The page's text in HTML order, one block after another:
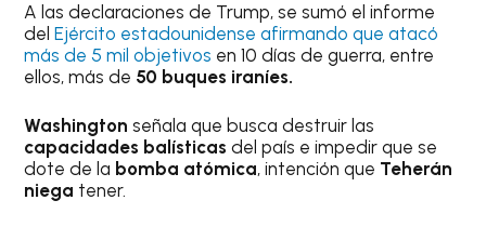
A las declaraciones de Trump, se sumó el informe
delEjército estadounidense afirmando que atacó
más de 5 mil objetivos en 10 días de guerra, entre
ellos, más de 50 buques iraníes.
Washingtonseñala que busca destruir las
capacidades balísticasdel país e impedir que se
dote de la bomba atómica, intención que Teherán
niega tener.